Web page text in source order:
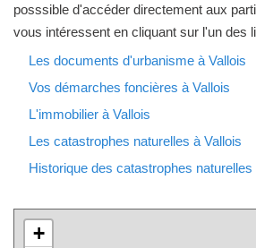
posssible d'accéder directement aux
vous intéressent en cliquant sur l'un des
Les documents d'urbanisme à Vallois
Vos démarches foncières à Vallois
L'immobilier à Vallois
Les catastrophes naturelles à Vallois
Historique des catastrophes naturelles
+